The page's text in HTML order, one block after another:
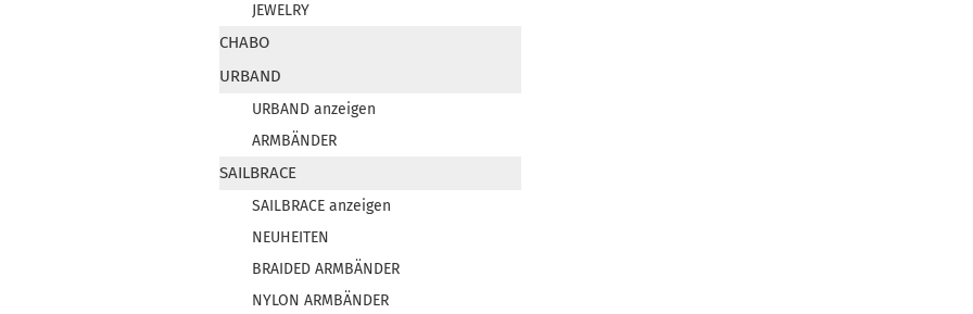
JEWELRY
CHABO
URBAND
URBAND anzeigen
ARMBÄNDER
SAILBRACE
SAILBRACE anzeigen
NEUHEITEN
BRAIDED ARMBÄNDER
NYLON ARMBÄNDER